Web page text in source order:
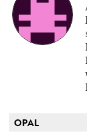
OPAL